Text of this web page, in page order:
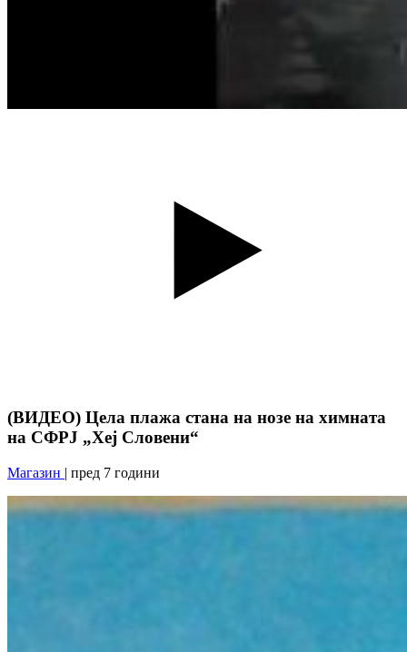
(ВИДЕО) Цела плажа стана на нозе на химната
на СФРЈ „Хеј Словени“
Магазин | пред 7 години